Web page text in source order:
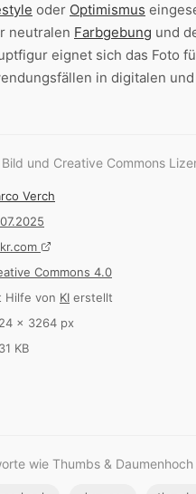
oder Optimismus
neutralen Farbgebung und
eignet sich das Foto
in digitalen
und Creative Commons
Verch
Commons 4.0
Hilfe von KI erstellt
× 3264 px
KB
wie Thumbs & Daumenhoch